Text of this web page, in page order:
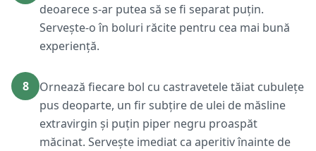
deoarece s-ar putea să se fi separat puțin.
Servește-o în boluri răcite pentru cea mai bună
experiență.
8
Ornează fiecare bol cu castravetele tăiat cubulețe
pus deoparte, un fir subțire de ulei de măsline
extravirgin și puțin piper negru proaspăt
măcinat. Servește imediat ca aperitiv înainte de